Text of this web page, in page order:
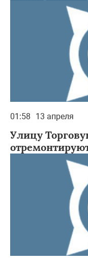
01:58 13 апреля
Улицу